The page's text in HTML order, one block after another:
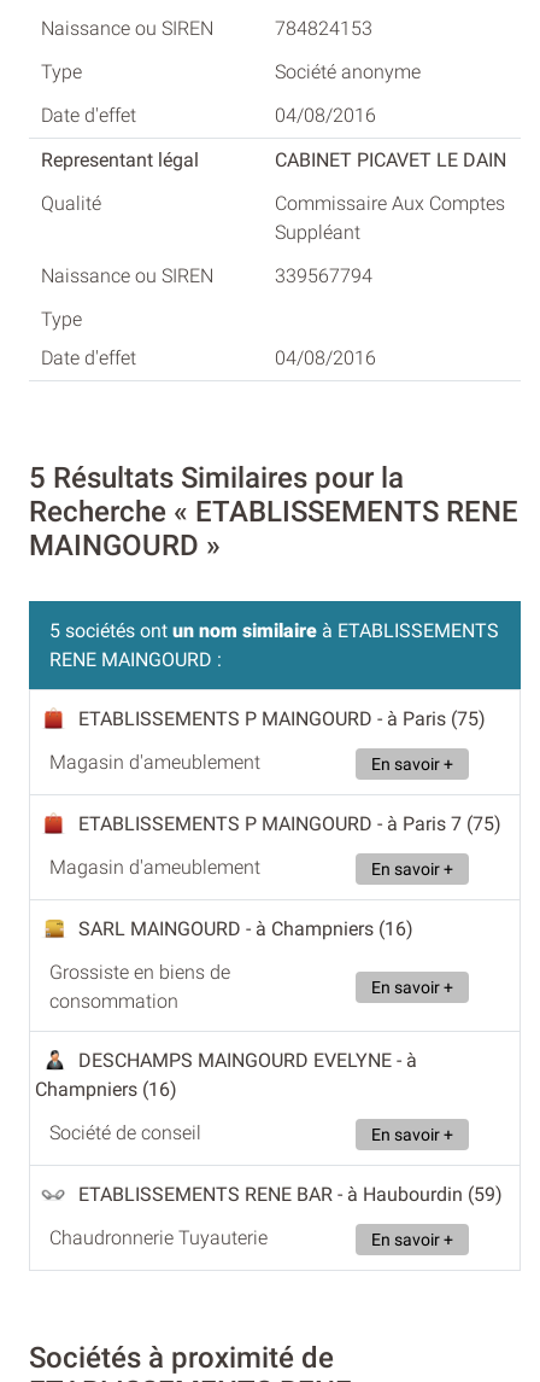
784824153
Société anonyme
04/08/2016
CABINET PICAVET LE DAIN
Commissaire Aux Comptes
Suppléant
339567794
04/08/2016
5 Résultats Similaires pour la
Recherche « ETABLISSEMENTS RENE
MAINGOURD »
5 sociétés ont un nom similaire à ETABLISSEMENTS
RENE MAINGOURD :
ETABLISSEMENTS P MAINGOURD - à Paris (75)
Magasin d'ameublement
En savoir +
ETABLISSEMENTS P MAINGOURD - à Paris 7 (75)
Magasin d'ameublement
En savoir +
SARL MAINGOURD - à Champniers (16)
Grossiste en biens de
consommation
En savoir +
DESCHAMPS MAINGOURD EVELYNE - à
Champniers (16)
Société de conseil
En savoir +
ETABLISSEMENTS RENE BAR - à Haubourdin (59)
Chaudronnerie Tuyauterie
En savoir +
Sociétés à proximité de